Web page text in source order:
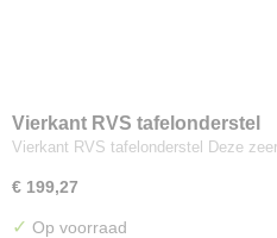
Vierkant RVS tafelonderstel
Vierkant RVS tafelonderstel Deze
€ 199,27
✓ Op voorraad